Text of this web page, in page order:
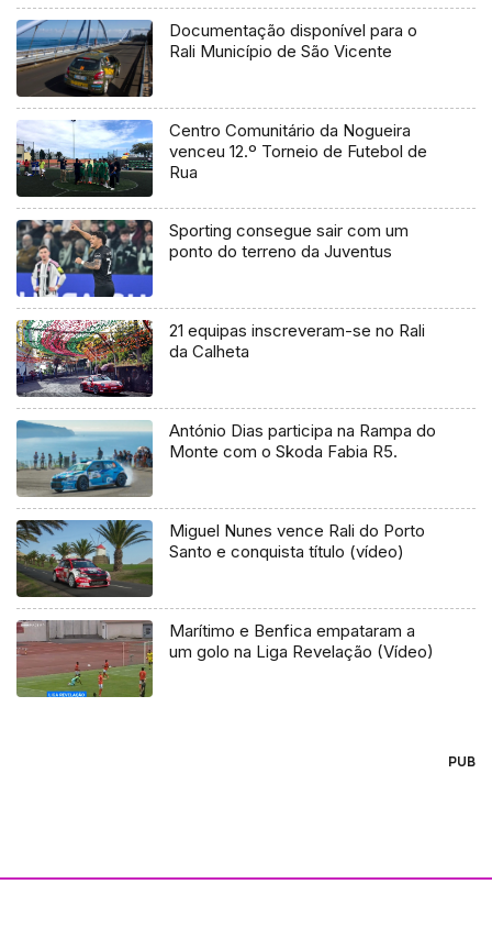
Documentação disponível para o
Rali Município de São Vicente
Centro Comunitário da Nogueira
venceu 12.º Torneio de Futebol de
Rua
Sporting consegue sair com um
ponto do terreno da Juventus
21 equipas inscreveram-se no Rali
da Calheta
António Dias participa na Rampa do
Monte com o Skoda Fabia R5.
Miguel Nunes vence Rali do Porto
Santo e conquista título (vídeo)
Marítimo e Benfica empataram a
um golo na Liga Revelação (Vídeo)
PUB